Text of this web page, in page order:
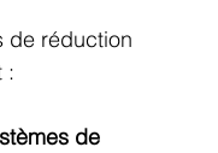
de réduction
:
de